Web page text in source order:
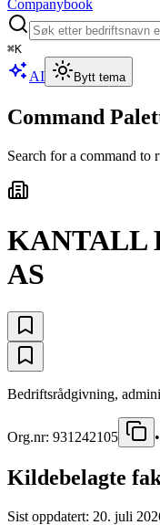
Companybook
⌘K
AI Bytt tema
Command
Search for a command to
KANTALL
AS
Bedriftsrådgivning,
Org.nr: 931242105 •
Kildebelagte
Sist oppdatert: 20. juli